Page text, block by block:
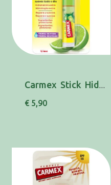
Carmex Stick Hid Lab Spf15 Lime 4,25g
€ 5,90